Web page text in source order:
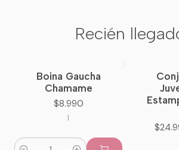
Recién
NuevoBoina Gaucha
Chamame
$8.990
|